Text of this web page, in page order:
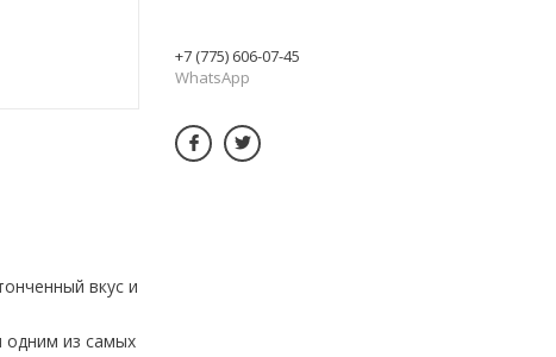
вкус и
одним из самых
+7 (775) 606-07-45
WhatsApp